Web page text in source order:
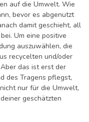
auf die Umwelt. Wie
bevor es abgenutzt
damit geschieht, all
Um eine positive
auszuwählen, die
recycelten und/oder
das ist erst der
des Tragens pflegst,
nur für die Umwelt,
geschätzten